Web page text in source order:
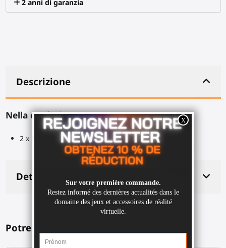
2 anni di garanzia
Descrizione
Nella confezione:
2 x ProTas strisce in velcro (24cm)
Dettagli del prodotto
Potrebbe piacerti anche